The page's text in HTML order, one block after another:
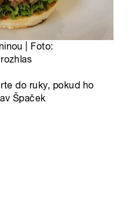
| Foto:
do ruky, pokud ho
Špaček